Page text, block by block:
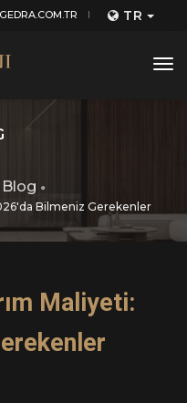
TR
Blog
Bilmeniz Gerekenler
Maliyeti: